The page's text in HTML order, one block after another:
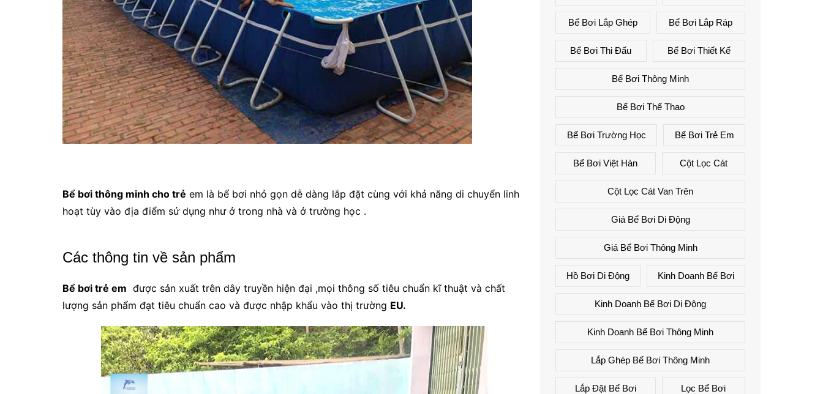
Bể bơi thông minh cho trẻ em là bể bơi nhỏ gọn dễ dàng lắp đặt cùng với khả năng di chuyển linh
hoạt tùy vào địa điểm sử dụng như ở trong nhà và ở trường học .
Các thông tin về sản phẩm
Bể bơi trẻ em được sản xuất trên dây truyền hiện đại ,mọi thông số tiêu chuẩn kĩ thuật và chất
lượng sản phẩm đạt tiêu chuẩn cao và được nhập khẩu vào thị trường EU.
Bể Bơi Lắp Ghép Bể Bơi Lắp Ráp
Bể Bơi Thi Đấu Bể Bơi Thiết Kế
Bể Bơi Thông Minh
Bể Bơi Thể Thao
Bể Bơi Trường Học Bể Bơi Trẻ Em
Bể Bơi Việt Hàn Cột Lọc Cát
Cột Lọc Cát Van Trên
Giá Bể Bơi Di Động
Giá Bể Bơi Thông Minh
Hồ Bơi Di Động Kinh Doanh Bể Bơi
Kinh Doanh Bể Bơi Di Động
Kinh Doanh Bể Bơi Thông Minh
Lắp Ghép Bể Bơi Thông Minh
Lắp Đặt Bể Bơi Lọc Bể Bơi